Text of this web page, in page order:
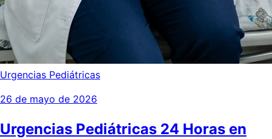
Urgencias Pediátricas
26 de mayo de 2026
Urgencias Pediátricas 24 Horas en